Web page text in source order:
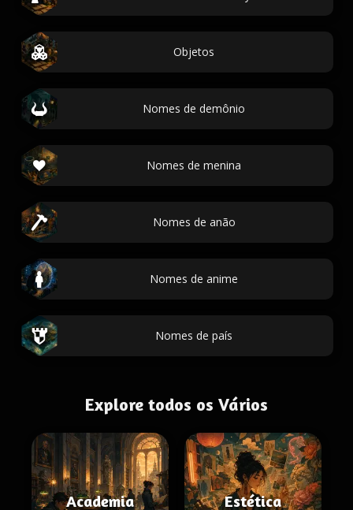
Objetos
Nomes de demônio
Nomes de menina
Nomes de anão
Nomes de anime
Nomes de país
Explore todos os Vários
Academia Estética